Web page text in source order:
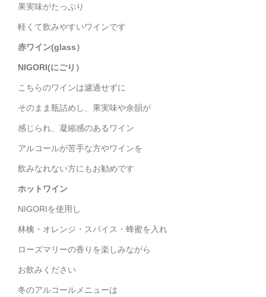
果実味がたっぷり
軽くて飲みやすいワインです
赤ワイン(glass）
NIGORI(にごり）
こちらのワインは濾過せずに
そのまま瓶詰めし、果実味や余韻が
感じられ、凝縮感のあるワイン
アルコールが苦手な方やワインを
飲みなれない方にもお勧めです
ホットワイン
NIGORIを使用し
林檎・オレンジ・スパイス・蜂蜜を入れ
ローズマリーの香りを楽しみながら
お飲みください
冬のアルコールメニューは